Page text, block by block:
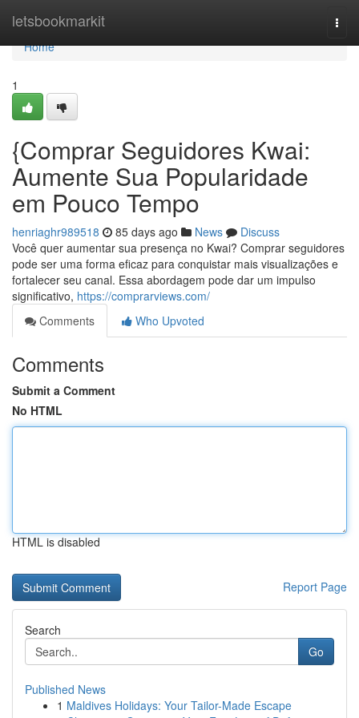
letsbookmarkit
Home
Home
1
{Comprar Seguidores Kwai:
Aumente Sua Popularidade
em Pouco Tempo
henriaghr989518 85 days ago News
Discuss
Você quer aumentar sua presença no Kwai? Comprar seguidores
pode ser uma forma eficaz para conquistar mais visualizações e
fortalecer seu canal. Essa abordagem pode dar um impulso
significativo, https://comprarviews.com/
Comments
Who Upvoted
Comments
Submit a Comment
No HTML
HTML is disabled
Report Page
Search
Go
Published News
1 Maldives Holidays: Your Tailor-Made Escape